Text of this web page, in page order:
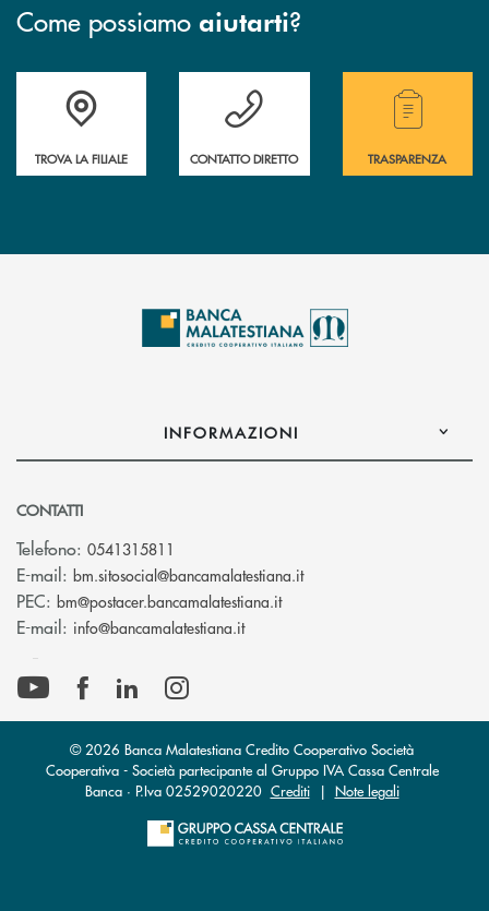
Come possiamo aiutarti?
Trova la filiale più vicina a te.
TROVA LA FILIALE
Hai bisogno di assistenza ?&nbsp;
CONTATTO DIRETTO
Hai bisogno di
TRASPARENZA
INFORMAZIONI
CONTATTI
Telefono: 0541315811
E-mail: bm.sitosocial@bancamalatestiana.it(si apre l’app di posta
PEC: bm@postacer.bancamalatestiana.it(si apre l’app di posta
E-mail: info@bancamalatestiana.it(si apre l’app di posta
© 2026 Banca Malatestiana Credito Cooperativo Società
Cooperativa - Società partecipante al Gruppo IVA Cassa Centrale
Banca · P.Iva 02529020220 Crediti| Note legali